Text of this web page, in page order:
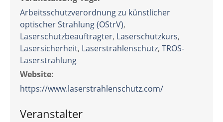
Arbeitsschutzverordnung zu künstlicher
optischer Strahlung (OStrV),
Laserschutzbeauftragter, Laserschutzkurs,
Lasersicherheit, Laserstrahlenschutz, TROS-
Laserstrahlung
Website:
https://www.laserstrahlenschutz.com/
Veranstalter